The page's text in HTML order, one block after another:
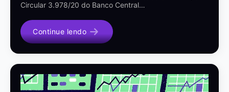
Circular 3.978/20 do Banco Central…
Continue lendo